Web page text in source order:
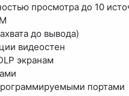
просмотра до 10
до вывода)
видеостен
экранам
портами